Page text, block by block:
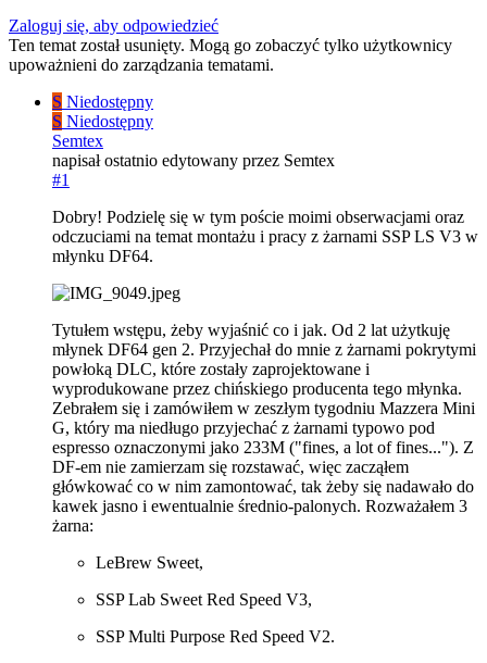
Zaloguj się, aby odpowiedzieć
Ten temat został usunięty. Mogą go zobaczyć tylko użytkownicy
upoważnieni do zarządzania tematami.
S Niedostępny
S Niedostępny
Semtex
napisałostatnio edytowany przez Semtex
#1
Dobry! Podzielę się w tym poście moimi obserwacjami oraz
odczuciami na temat montażu i pracy z żarnami SSP LS V3 w
młynku DF64.
Tytułem wstępu, żeby wyjaśnić co i jak. Od 2 lat użytkuję
młynek DF64 gen 2. Przyjechał do mnie z żarnami pokrytymi
powłoką DLC, które zostały zaprojektowane i
wyprodukowane przez chińskiego producenta tego młynka.
Zebrałem się i zamówiłem w zeszłym tygodniu Mazzera Mini
G, który ma niedługo przyjechać z żarnami typowo pod
espresso oznaczonymi jako 233M ("fines, a lot of fines..."). Z
DF-em nie zamierzam się rozstawać, więc zacząłem
główkować co w nim zamontować, tak żeby się nadawało do
kawek jasno i ewentualnie średnio-palonych. Rozważałem 3
żarna:
LeBrew Sweet,
SSP Lab Sweet Red Speed V3,
SSP Multi Purpose Red Speed V2.